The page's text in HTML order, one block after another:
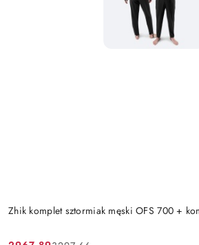
Zhik komplet sztormiak męski OFS 700 +